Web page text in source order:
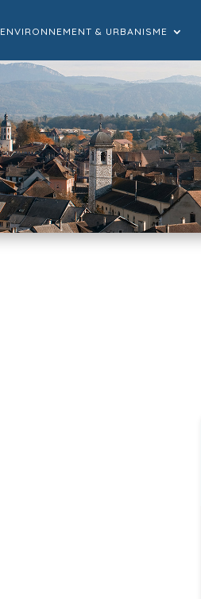
ENVIRONNEMENT & URBANISME